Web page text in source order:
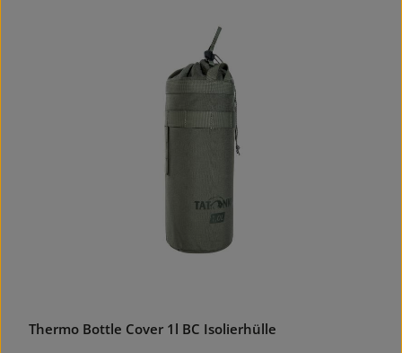
Thermo Bottle Cover 1l BC Isolierhülle